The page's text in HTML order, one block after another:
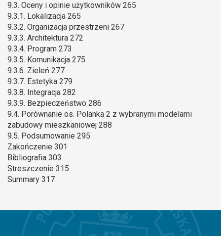
9.3. Oceny i opinie użytkowników 265
9.3.1. Lokalizacja 265
9.3.2. Organizacja przestrzeni 267
9.3.3. Architektura 272
9.3.4. Program 273
9.3.5. Komunikacja 275
9.3.6. Zieleń 277
9.3.7. Estetyka 279
9.3.8. Integracja 282
9.3.9. Bezpieczeństwo 286
9.4. Porównanie os. Polanka 2 z wybranymi modelami
zabudowy mieszkaniowej 288
9.5. Podsumowanie 295
Zakończenie 301
Bibliografia 303
Streszczenie 315
Summary 317